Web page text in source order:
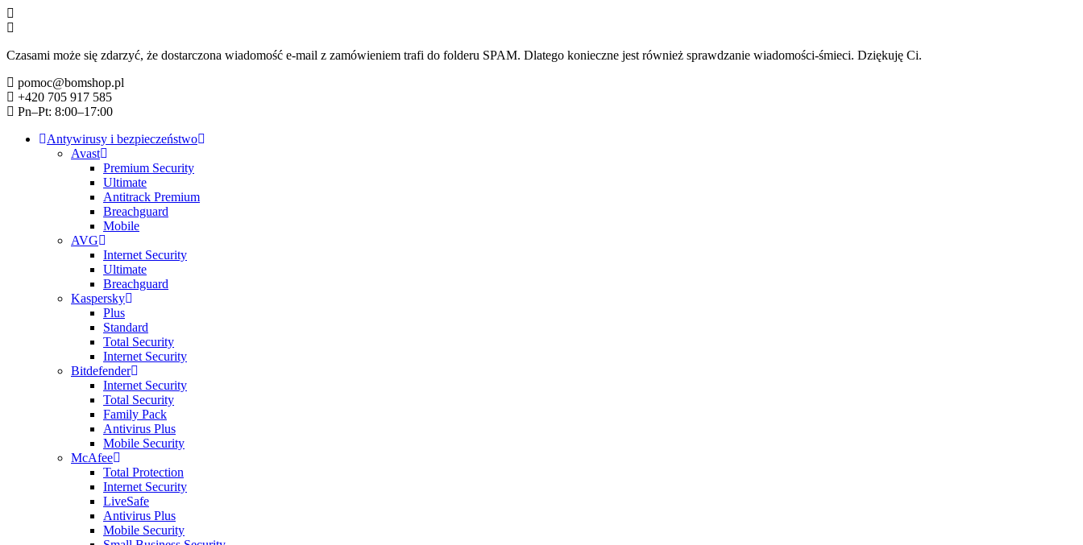
Czasami może się zdarzyć, że dostarczona wiadomość e-mail z zamówieniem trafi do folderu SPAM. Dlatego konieczne jest również sprawdzanie wiadomości-śmieci. Dziękuję Ci.
pomoc@bomshop.pl
+420 705 917 585
Pn–Pt: 8:00–17:00
Antywirusy i bezpieczeństwo
Avast
Premium Security
Ultimate
Antitrack Premium
Breachguard
Mobile
AVG
Internet Security
Ultimate
Breachguard
Kaspersky
Plus
Standard
Total Security
Internet Security
Bitdefender
Internet Security
Total Security
Family Pack
Antivirus Plus
Mobile Security
McAfee
Total Protection
Internet Security
LiveSafe
Antivirus Plus
Mobile Security